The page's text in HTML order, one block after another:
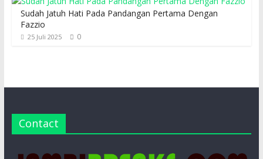
Sudah Jatuh Hati Pada Pandangan Pertama Dengan
Fazzio
25 Juli 2025 0
Contact